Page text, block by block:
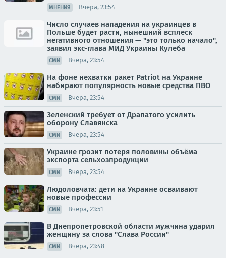
МНЕНИЯ Вчера, 23:54
Число случаев нападения на украинцев в
Польше будет расти, нынешний всплеск
негативного отношения — "это только начало",
заявил экс-глава МИД Украины Кулеба
СМИ Вчера, 23:54
На фоне нехватки ракет Patriot на Украине
набирают популярность новые средства ПВО
СМИ Вчера, 23:54
Зеленский требует от Драпатого усилить
оборону Славянска
СМИ Вчера, 23:54
Украине грозит потеря половины объёма
экспорта сельхозпродукции
СМИ Вчера, 23:54
Людоловчата: дети на Украине осваивают
новые профессии
СМИ Вчера, 23:51
В Днепропетровской области мужчина ударил
женщину за слова "Слава России"
СМИ Вчера, 23:48